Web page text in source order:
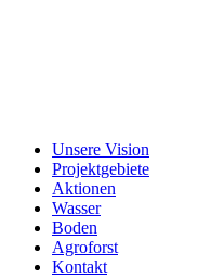
Unsere Vision
Projektgebiete
Aktionen
Wasser
Boden
Agroforst
Kontakt